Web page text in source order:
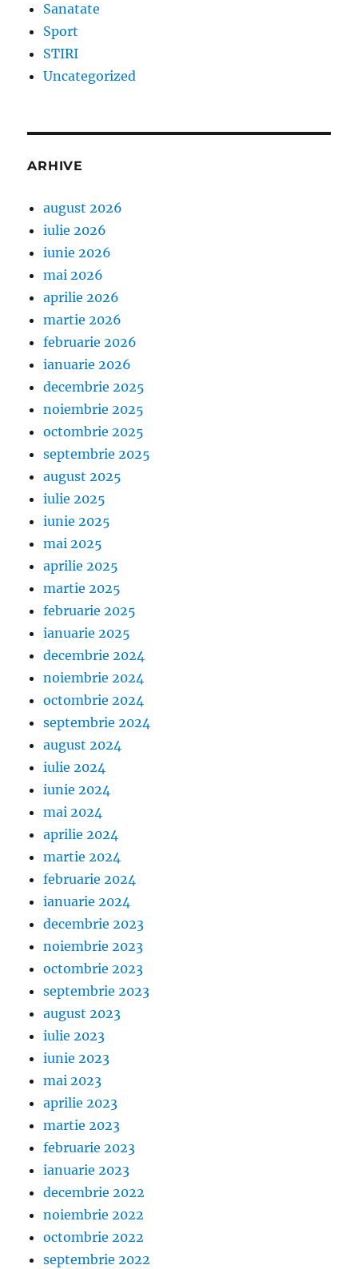
Sanatate
Sport
STIRI
Uncategorized
ARHIVE
august 2026
iulie 2026
iunie 2026
mai 2026
aprilie 2026
martie 2026
februarie 2026
ianuarie 2026
decembrie 2025
noiembrie 2025
octombrie 2025
septembrie 2025
august 2025
iulie 2025
iunie 2025
mai 2025
aprilie 2025
martie 2025
februarie 2025
ianuarie 2025
decembrie 2024
noiembrie 2024
octombrie 2024
septembrie 2024
august 2024
iulie 2024
iunie 2024
mai 2024
aprilie 2024
martie 2024
februarie 2024
ianuarie 2024
decembrie 2023
noiembrie 2023
octombrie 2023
septembrie 2023
august 2023
iulie 2023
iunie 2023
mai 2023
aprilie 2023
martie 2023
februarie 2023
ianuarie 2023
decembrie 2022
noiembrie 2022
octombrie 2022
septembrie 2022